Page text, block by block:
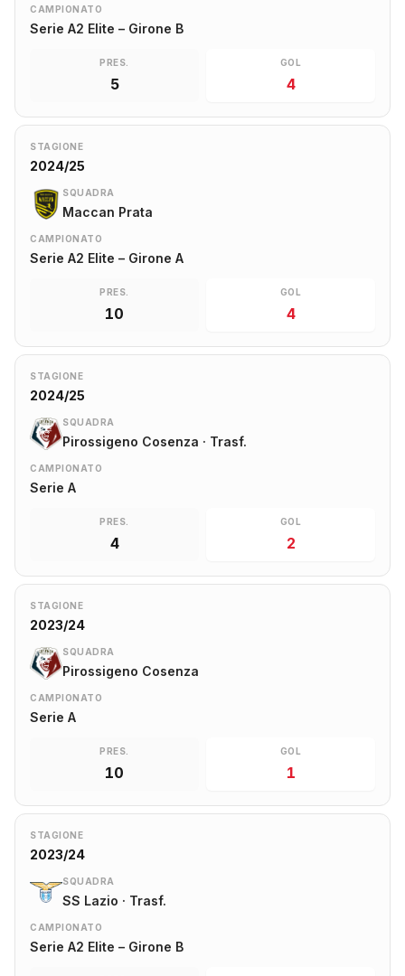
CAMPIONATO
Serie A2 Elite – Girone B
PRES.
5
GOL
4
STAGIONE
2024/25
SQUADRA
Maccan Prata
CAMPIONATO
Serie A2 Elite – Girone A
PRES.
10
GOL
4
STAGIONE
2024/25
SQUADRA
Pirossigeno Cosenza · Trasf.
CAMPIONATO
Serie A
PRES.
4
GOL
2
STAGIONE
2023/24
SQUADRA
Pirossigeno Cosenza
CAMPIONATO
Serie A
PRES.
10
GOL
1
STAGIONE
2023/24
SQUADRA
SS Lazio · Trasf.
CAMPIONATO
Serie A2 Elite – Girone B